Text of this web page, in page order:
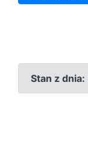
Stan z dnia: